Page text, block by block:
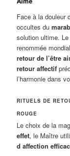
Face à la douleur
occultes du
solution ultime.
renommée
retour de l’être
retour affectif
l’harmonie dans
RITUELS DE
ROUGE
Le choix de la
effet, le Maître
d affection